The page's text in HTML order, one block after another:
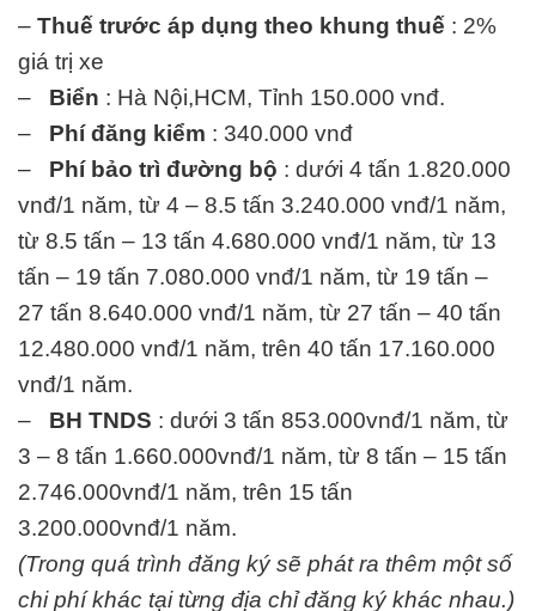
– Thuế trước áp dụng theo khung thuế : 2%
giá trị xe
– Biển : Hà Nội,HCM, Tỉnh 150.000 vnđ.
– Phí đăng kiểm : 340.000 vnđ
– Phí bảo trì đường bộ : dưới 4 tấn 1.820.000
vnđ/1 năm, từ 4 – 8.5 tấn 3.240.000 vnđ/1 năm,
từ 8.5 tấn – 13 tấn 4.680.000 vnđ/1 năm, từ 13
tấn – 19 tấn 7.080.000 vnđ/1 năm, từ 19 tấn –
27 tấn 8.640.000 vnđ/1 năm, từ 27 tấn – 40 tấn
12.480.000 vnđ/1 năm, trên 40 tấn 17.160.000
vnđ/1 năm.
– BH TNDS : dưới 3 tấn 853.000vnđ/1 năm, từ
3 – 8 tấn 1.660.000vnđ/1 năm, từ 8 tấn – 15 tấn
2.746.000vnđ/1 năm, trên 15 tấn
3.200.000vnđ/1 năm.
(Trong quá trình đăng ký sẽ phát ra thêm một số
chi phí khác tại từng địa chỉ đăng ký khác nhau.)